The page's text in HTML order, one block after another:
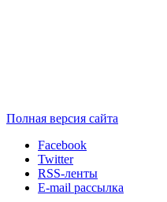
Полная версия сайта
Facebook
Twitter
RSS-ленты
E-mail рассылка